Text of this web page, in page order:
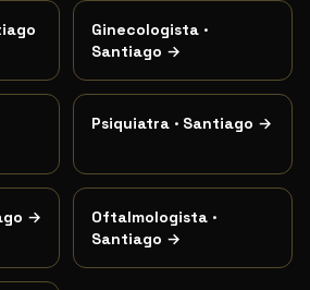
Ginecologista ·
Santiago →
Psiquiatra · Santiago →
→ Oftalmologista ·
Santiago →